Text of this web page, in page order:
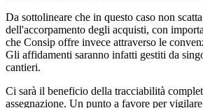
Da sottolineare che in questo caso non
dell'accorpamento degli acquisti, con
che Consip offre invece attraverso le
Gli affidamenti saranno infatti gestiti da
cantieri.
Ci sarà il beneficio della tracciabilità
assegnazione. Un punto a favore per